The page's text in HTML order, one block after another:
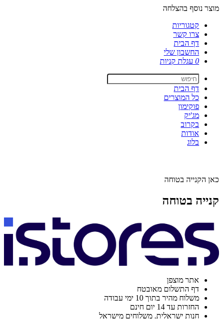
מוצר נוסף בהצלחה
קטגוריות
צרו קשר
דף הבית
החשבון שלי
0 עגלת קניות
דף הבית
כל המוצרים
פוקימון
מג'יק
בקרוב
אודות
בלוג
כאן הקנייה בטוחה
קנייה בטוחה
אתר מוצפן
דף התשלום מאובטח
משלוח מהיר בתוך 10 ימי עבודה
החזרות עד 14 יום חינם
חנות ישראלית. משלוחים מישראל